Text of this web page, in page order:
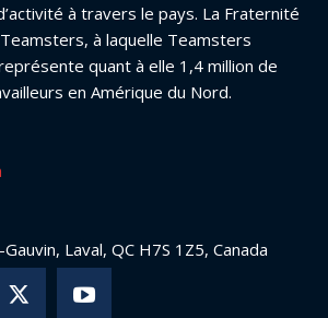
à travers le pays. La Fraternité
à laquelle Teamsters
quant à elle 1,4 million de
en Amérique du Nord.
Laval, QC H7S 1Z5, Canada